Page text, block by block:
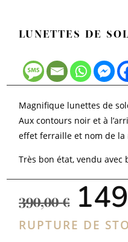
LUNETTES DE
Magnifique lunettes de
Aux contours noir et à
effet ferraille et nom de la
Très bon état, vendu avec
390,00€
Le
prix
RUPTURE DE